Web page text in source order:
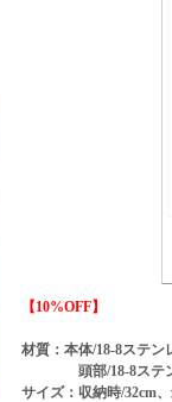
【10%OFF】
材質：本体/18-8ステン
頭部/18-8ステン
サイズ：収納時/32cm